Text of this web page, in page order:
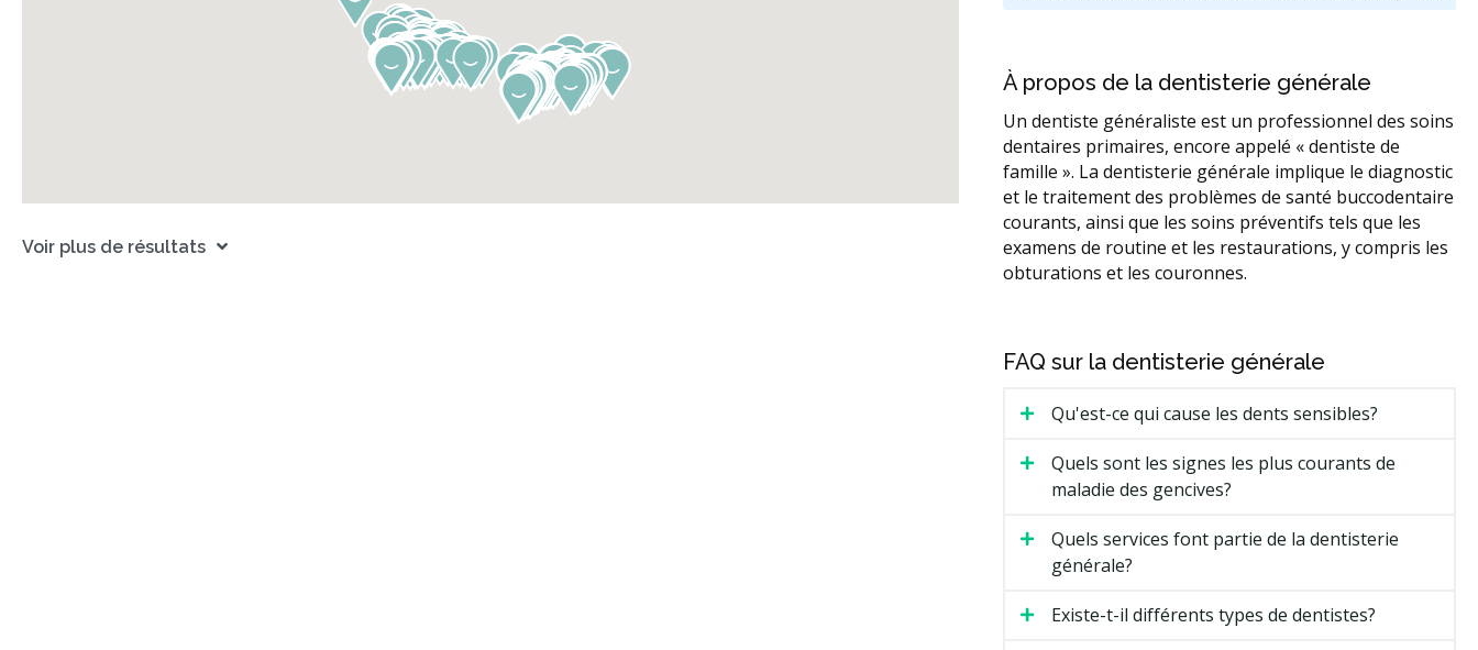
Voir plus de résultats
Dentistes pour enfants et dentistes pédiatriques
Hygiène buccale et nettoyage dentaire
Implants dentaires
Fournisseurs d'Invisalign
Services orthodontiques et orthodontistes
RCSD (Régime canadien de soins dentaires)
Sédation dentaire
Services dentaires d'urgence
Facturation Directe
À propos de la dentisterie générale
Un dentiste généraliste est un professionnel des soins
dentaires primaires, encore appelé « dentiste de
famille ». La dentisterie générale implique le diagnostic
et le traitement des problèmes de santé buccodentaire
courants, ainsi que les soins préventifs tels que les
examens de routine et les restaurations, y compris les
obturations et les couronnes.
FAQ sur la dentisterie générale
Qu'est-ce qui cause les dents sensibles?
Quels sont les signes les plus courants de
maladie des gencives?
Quels services font partie de la dentisterie
générale?
Existe-t-il différents types de dentistes?